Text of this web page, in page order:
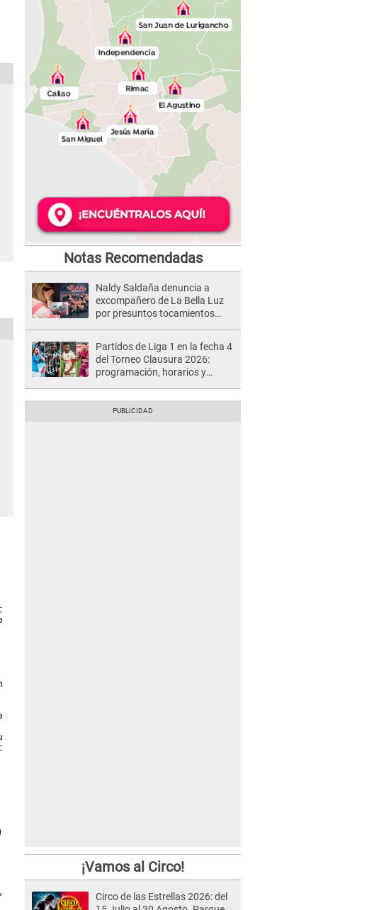
Notas Recomendadas
Naldy Saldaña denuncia a
excompañero de La Bella Luz
por presuntos tocamientos
Partidos de Liga 1 en la fecha 4
del Torneo Clausura 2026:
programación, horarios y
¡Vamos al Circo!
Circo de las Estrellas 2026: del